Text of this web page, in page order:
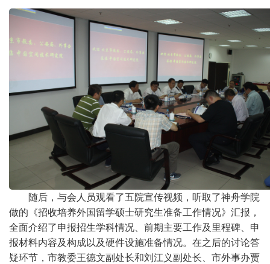
随后，与会人员观看了五院宣传视频，听取了神舟学院
做的《招收培养外国留学硕士研究生准备工作情况》汇报，
全面介绍了申报招生学科情况、前期主要工作及里程碑、申
报材料内容及构成以及硬件设施准备情况。在之后的讨论答
疑环节，市教委王德文副处长和刘江义副处长、市外事办贾